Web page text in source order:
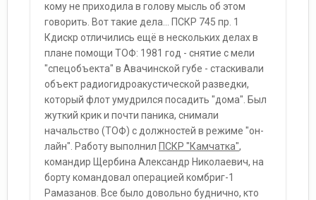
кому не приходила в голову мысль об этом
говорить. Вот такие дела... ПСКР 745 пр. 1
Кдискр отличились ещё в нескольких делах в
плане помощи ТОФ: 1981 год - снятие с мели
"спецобъекта" в Авачинской губе - стаскивали
объект радиогидроакустической разведки,
который флот умудрился посадить "дома". Был
жуткий крик и почти паника, снимали
начальство (ТОФ) с должностей в режиме "он-
лайн". Работу выполнил ПСКР "Камчатка",
командир Щербина Александр Николаевич, на
борту командовал операцией комбриг-1
Рамазанов. Все было довольно буднично, кто